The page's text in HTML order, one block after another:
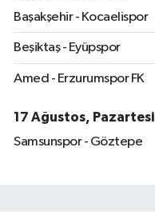
Başakşehir - Kocaelispor
Beşiktaş - Eyüpspor
Amed - Erzurumspor FK
17 Ağustos, Pazartesi
Samsunspor - Göztepe